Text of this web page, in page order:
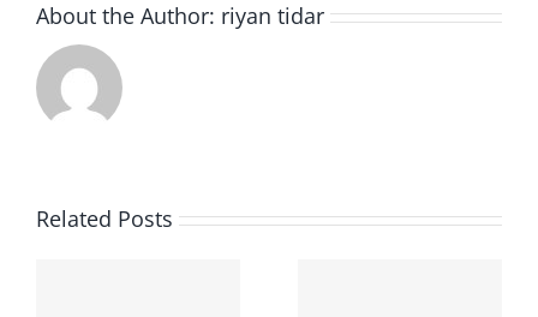
About the Author: riyan tidar
Related Posts